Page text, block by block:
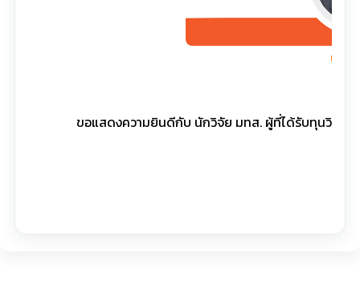
คลิก
ขอแสดงความยินดีกับ นักวิจัย มทส. ผู้ที่ได้รับทุนวิจัย